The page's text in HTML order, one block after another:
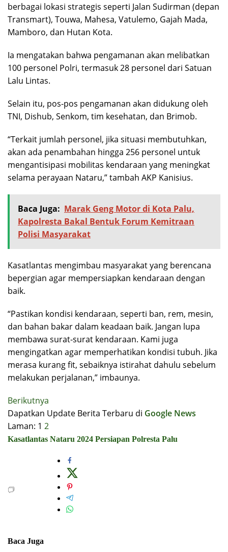
berbagai lokasi strategis seperti Jalan Sudirman (depan
Transmart), Touwa, Mahesa, Vatulemo, Gajah Mada,
Mamboro, dan Hutan Kota.
Ia mengatakan bahwa pengamanan akan melibatkan
100 personel Polri, termasuk 28 personel dari Satuan
Lalu Lintas.
Selain itu, pos-pos pengamanan akan didukung oleh
TNI, Dishub, Senkom, tim kesehatan, dan Brimob.
“Terkait jumlah personel, jika situasi membutuhkan,
akan ada penambahan hingga 256 personel untuk
mengantisipasi mobilitas kendaraan yang meningkat
selama perayaan Nataru,” tambah AKP Kanisius.
Baca Juga: Marak Geng Motor di Kota Palu,
Kapolresta Bakal Bentuk Forum Kemitraan
Polisi Masyarakat
Kasatlantas mengimbau masyarakat yang berencana
bepergian agar mempersiapkan kendaraan dengan
baik.
“Pastikan kondisi kendaraan, seperti ban, rem, mesin,
dan bahan bakar dalam keadaan baik. Jangan lupa
membawa surat-surat kendaraan. Kami juga
mengingatkan agar memperhatikan kondisi tubuh. Jika
merasa kurang fit, sebaiknya istirahat dahulu sebelum
melakukan perjalanan,” imbaunya.
Berikutnya
Dapatkan Update Berita Terbaru di Google News
Laman: 1 2
Kasatlantas Nataru 2024 Persiapan Polresta Palu
Baca Juga